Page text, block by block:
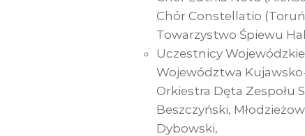
Chór Constellatio
Towarzystwo Śpiewu
Uczestnicy
Województwa
Orkiestra Dęta Zespołu
Beszczyński,
Dybowski,